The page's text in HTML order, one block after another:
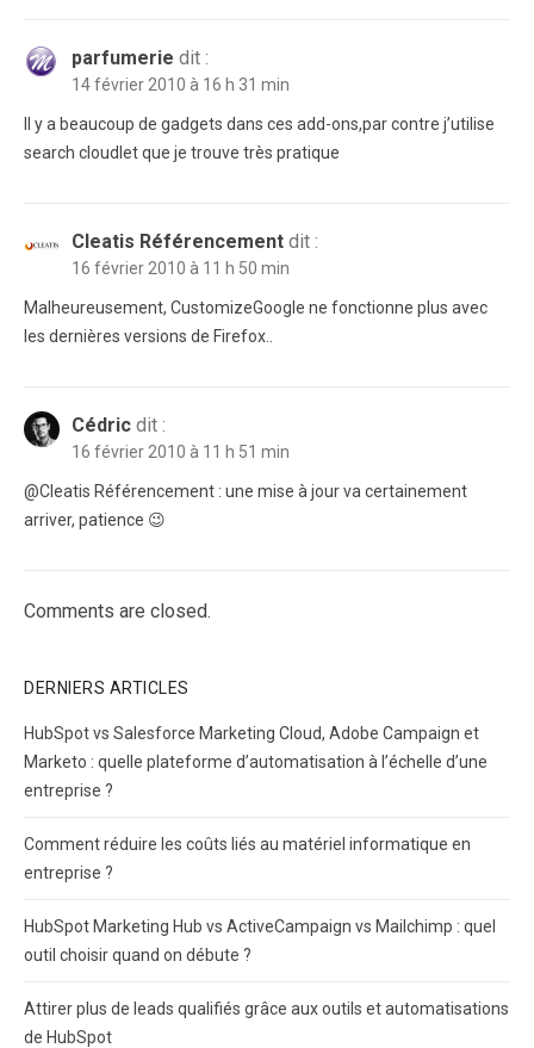
parfumerie dit :
14 février 2010 à 16 h 31 min
Il y a beaucoup de gadgets dans ces add-ons,par contre j’utilise
search cloudlet que je trouve très pratique
Cleatis Référencement dit :
16 février 2010 à 11 h 50 min
Malheureusement, CustomizeGoogle ne fonctionne plus avec
les dernières versions de Firefox..
Cédric dit :
16 février 2010 à 11 h 51 min
@Cleatis Référencement : une mise à jour va certainement
arriver, patience 😉
Comments are closed.
DERNIERS ARTICLES
HubSpot vs Salesforce Marketing Cloud, Adobe Campaign et
Marketo : quelle plateforme d’automatisation à l’échelle d’une
entreprise ?
Comment réduire les coûts liés au matériel informatique en
entreprise ?
HubSpot Marketing Hub vs ActiveCampaign vs Mailchimp : quel
outil choisir quand on débute ?
Attirer plus de leads qualifiés grâce aux outils et automatisations
de HubSpot